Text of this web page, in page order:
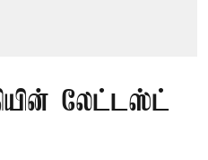
லேட்டஸ்ட்